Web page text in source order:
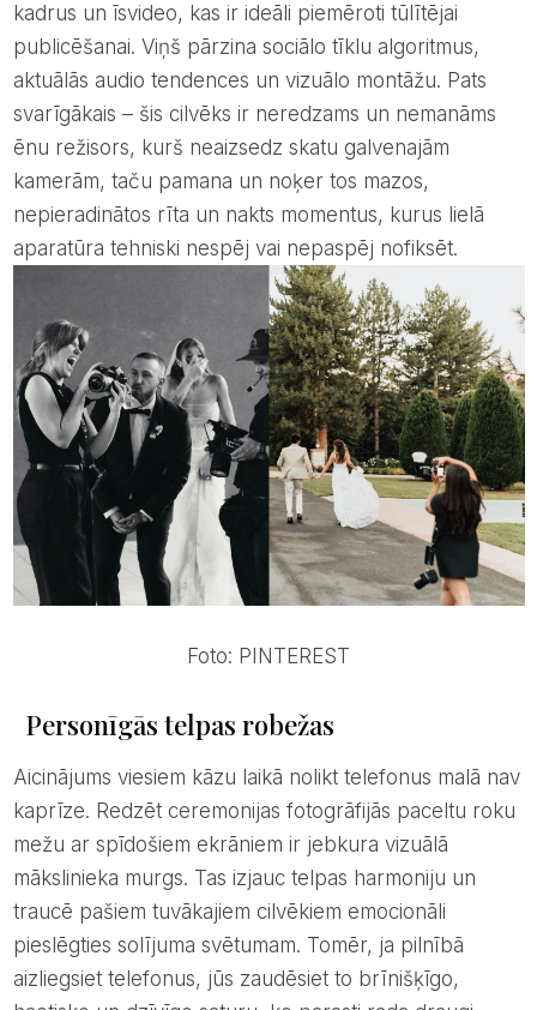
kadrus un īsvideo, kas ir ideāli piemēroti tūlītējai
publicēšanai. Viņš pārzina sociālo tīklu algoritmus,
aktuālās audio tendences un vizuālo montāžu. Pats
svarīgākais – šis cilvēks ir neredzams un nemanāms
ēnu režisors, kurš neaizsedz skatu galvenajām
kamerām, taču pamana un noķer tos mazos,
nepieradinātos rīta un nakts momentus, kurus lielā
aparatūra tehniski nespēj vai nepaspēj nofiksēt.
Foto: PINTEREST
Personīgās telpas robežas
Aicinājums viesiem kāzu laikā nolikt telefonus malā nav
kaprīze. Redzēt ceremonijas fotogrāfijās paceltu roku
mežu ar spīdošiem ekrāniem ir jebkura vizuālā
mākslinieka murgs. Tas izjauc telpas harmoniju un
traucē pašiem tuvākajiem cilvēkiem emocionāli
pieslēgties solījuma svētumam. Tomēr, ja pilnībā
aizliegsiet telefonus, jūs zaudēsiet to brīnišķīgo,